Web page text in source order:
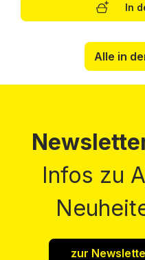
In
Alle in
Infos zu
zur